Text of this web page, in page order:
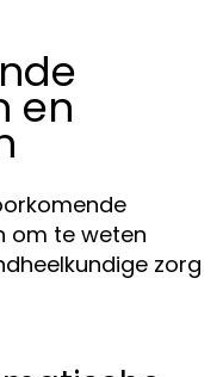
en
om te weten
zorg